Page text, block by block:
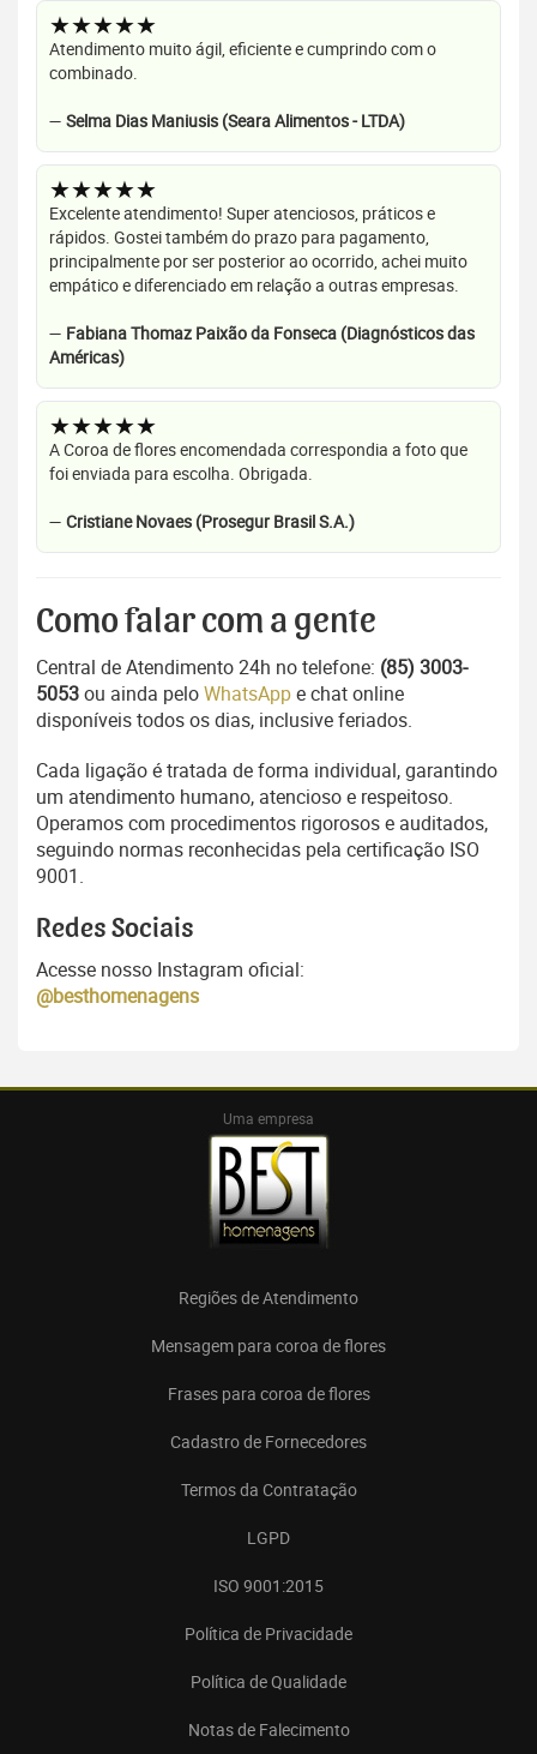
★★★★★
Atendimento muito ágil, eficiente e cumprindo com o
combinado.
— Selma Dias Maniusis (Seara Alimentos - LTDA)
★★★★★
Excelente atendimento! Super atenciosos, práticos e
rápidos. Gostei também do prazo para pagamento,
principalmente por ser posterior ao ocorrido, achei muito
empático e diferenciado em relação a outras empresas.
— Fabiana Thomaz Paixão da Fonseca (Diagnósticos das
Américas)
★★★★★
A Coroa de flores encomendada correspondia a foto que
foi enviada para escolha. Obrigada.
— Cristiane Novaes (Prosegur Brasil S.A.)
Como falar com a gente
Central de Atendimento 24h no telefone: (85) 3003-
5053ou ainda peloWhatsAppe chat online
disponíveis todos os dias, inclusive feriados.
Cada ligação é tratada de forma individual, garantindo
um atendimento humano, atencioso e respeitoso.
Operamos com procedimentos rigorosos e auditados,
seguindo normas reconhecidas pela certificação ISO
9001.
Redes Sociais
Acesse nosso Instagram oficial:
@besthomenagens
Uma empresa
Regiões de Atendimento
Mensagem para coroa de flores
Frases para coroa de flores
Cadastro de Fornecedores
Termos da Contratação
LGPD
ISO 9001:2015
Política de Privacidade
Política de Qualidade
Notas de Falecimento